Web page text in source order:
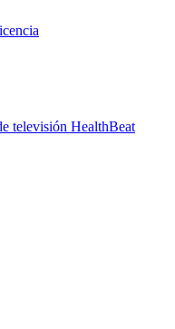
televisión HealthBeat